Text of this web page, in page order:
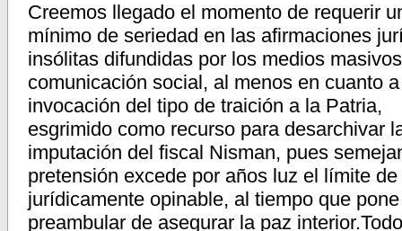
Creemos llegado el momento de requerir
mínimo de seriedad en las afirmaciones
insólitas difundidas por los medios
comunicación social, al menos en cuanto
invocación del tipo de traición a la Patria,
esgrimido como recurso para desarchivar
imputación del fiscal Nisman, pues
pretensión excede por años luz el límite de
jurídicamente opinable, al tiempo que
preambular de asegurar la paz